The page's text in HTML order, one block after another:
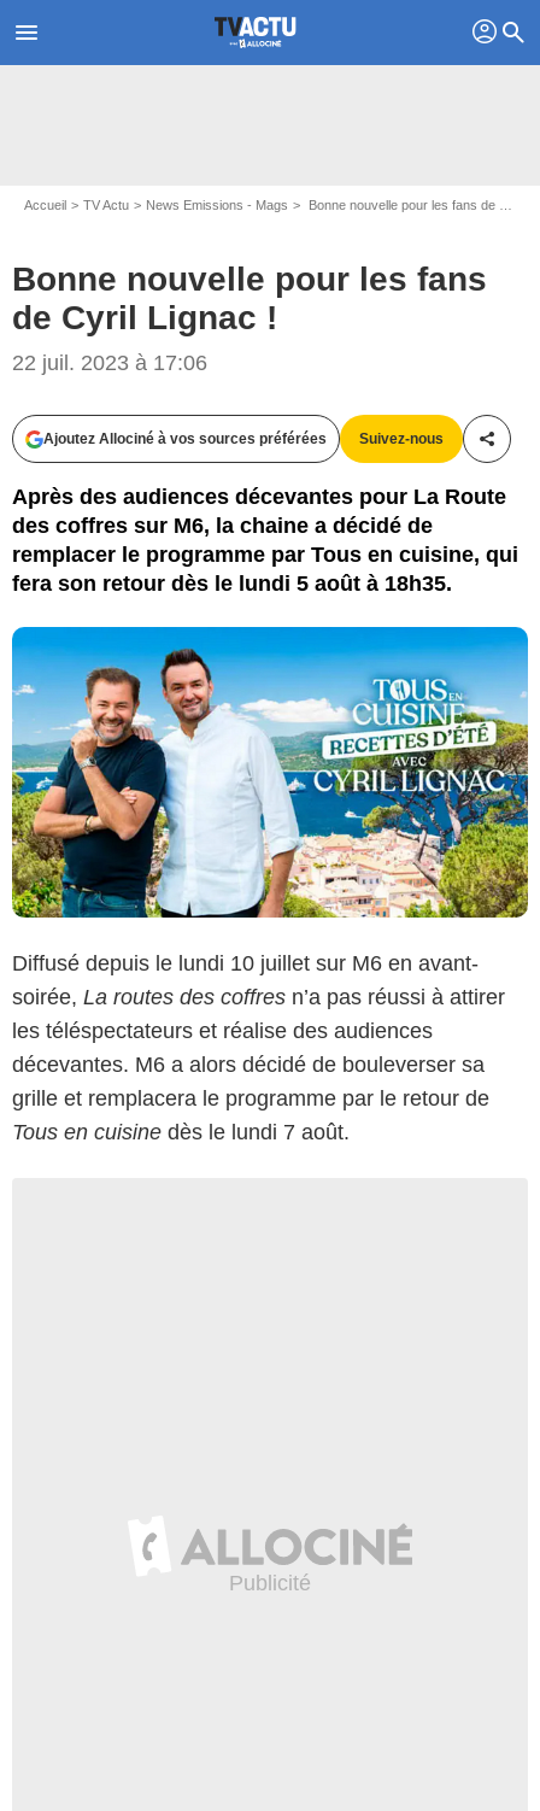
menu profil search
Accueil TV Actu News Emissions - Mags Bonne nouvelle pour les fans de Cyril Lignac !
Bonne nouvelle pour les fans
de Cyril Lignac !
22 juil. 2023 à 17:06
Ajoutez Allociné à vos sources préférées Suivez-nous
Après des audiences décevantes pour La Route
des coffres sur M6, la chaine a décidé de
remplacer le programme par Tous en cuisine, qui
fera son retour dès le lundi 5 août à 18h35.
Diffusé depuis le lundi 10 juillet sur M6 en avant-
soirée, La routes des coffres n’a pas réussi à attirer
les téléspectateurs et réalise des audiences
décevantes. M6 a alors décidé de bouleverser sa
grille et remplacera le programme par le retour de
Tous en cuisine dès le lundi 7 août.